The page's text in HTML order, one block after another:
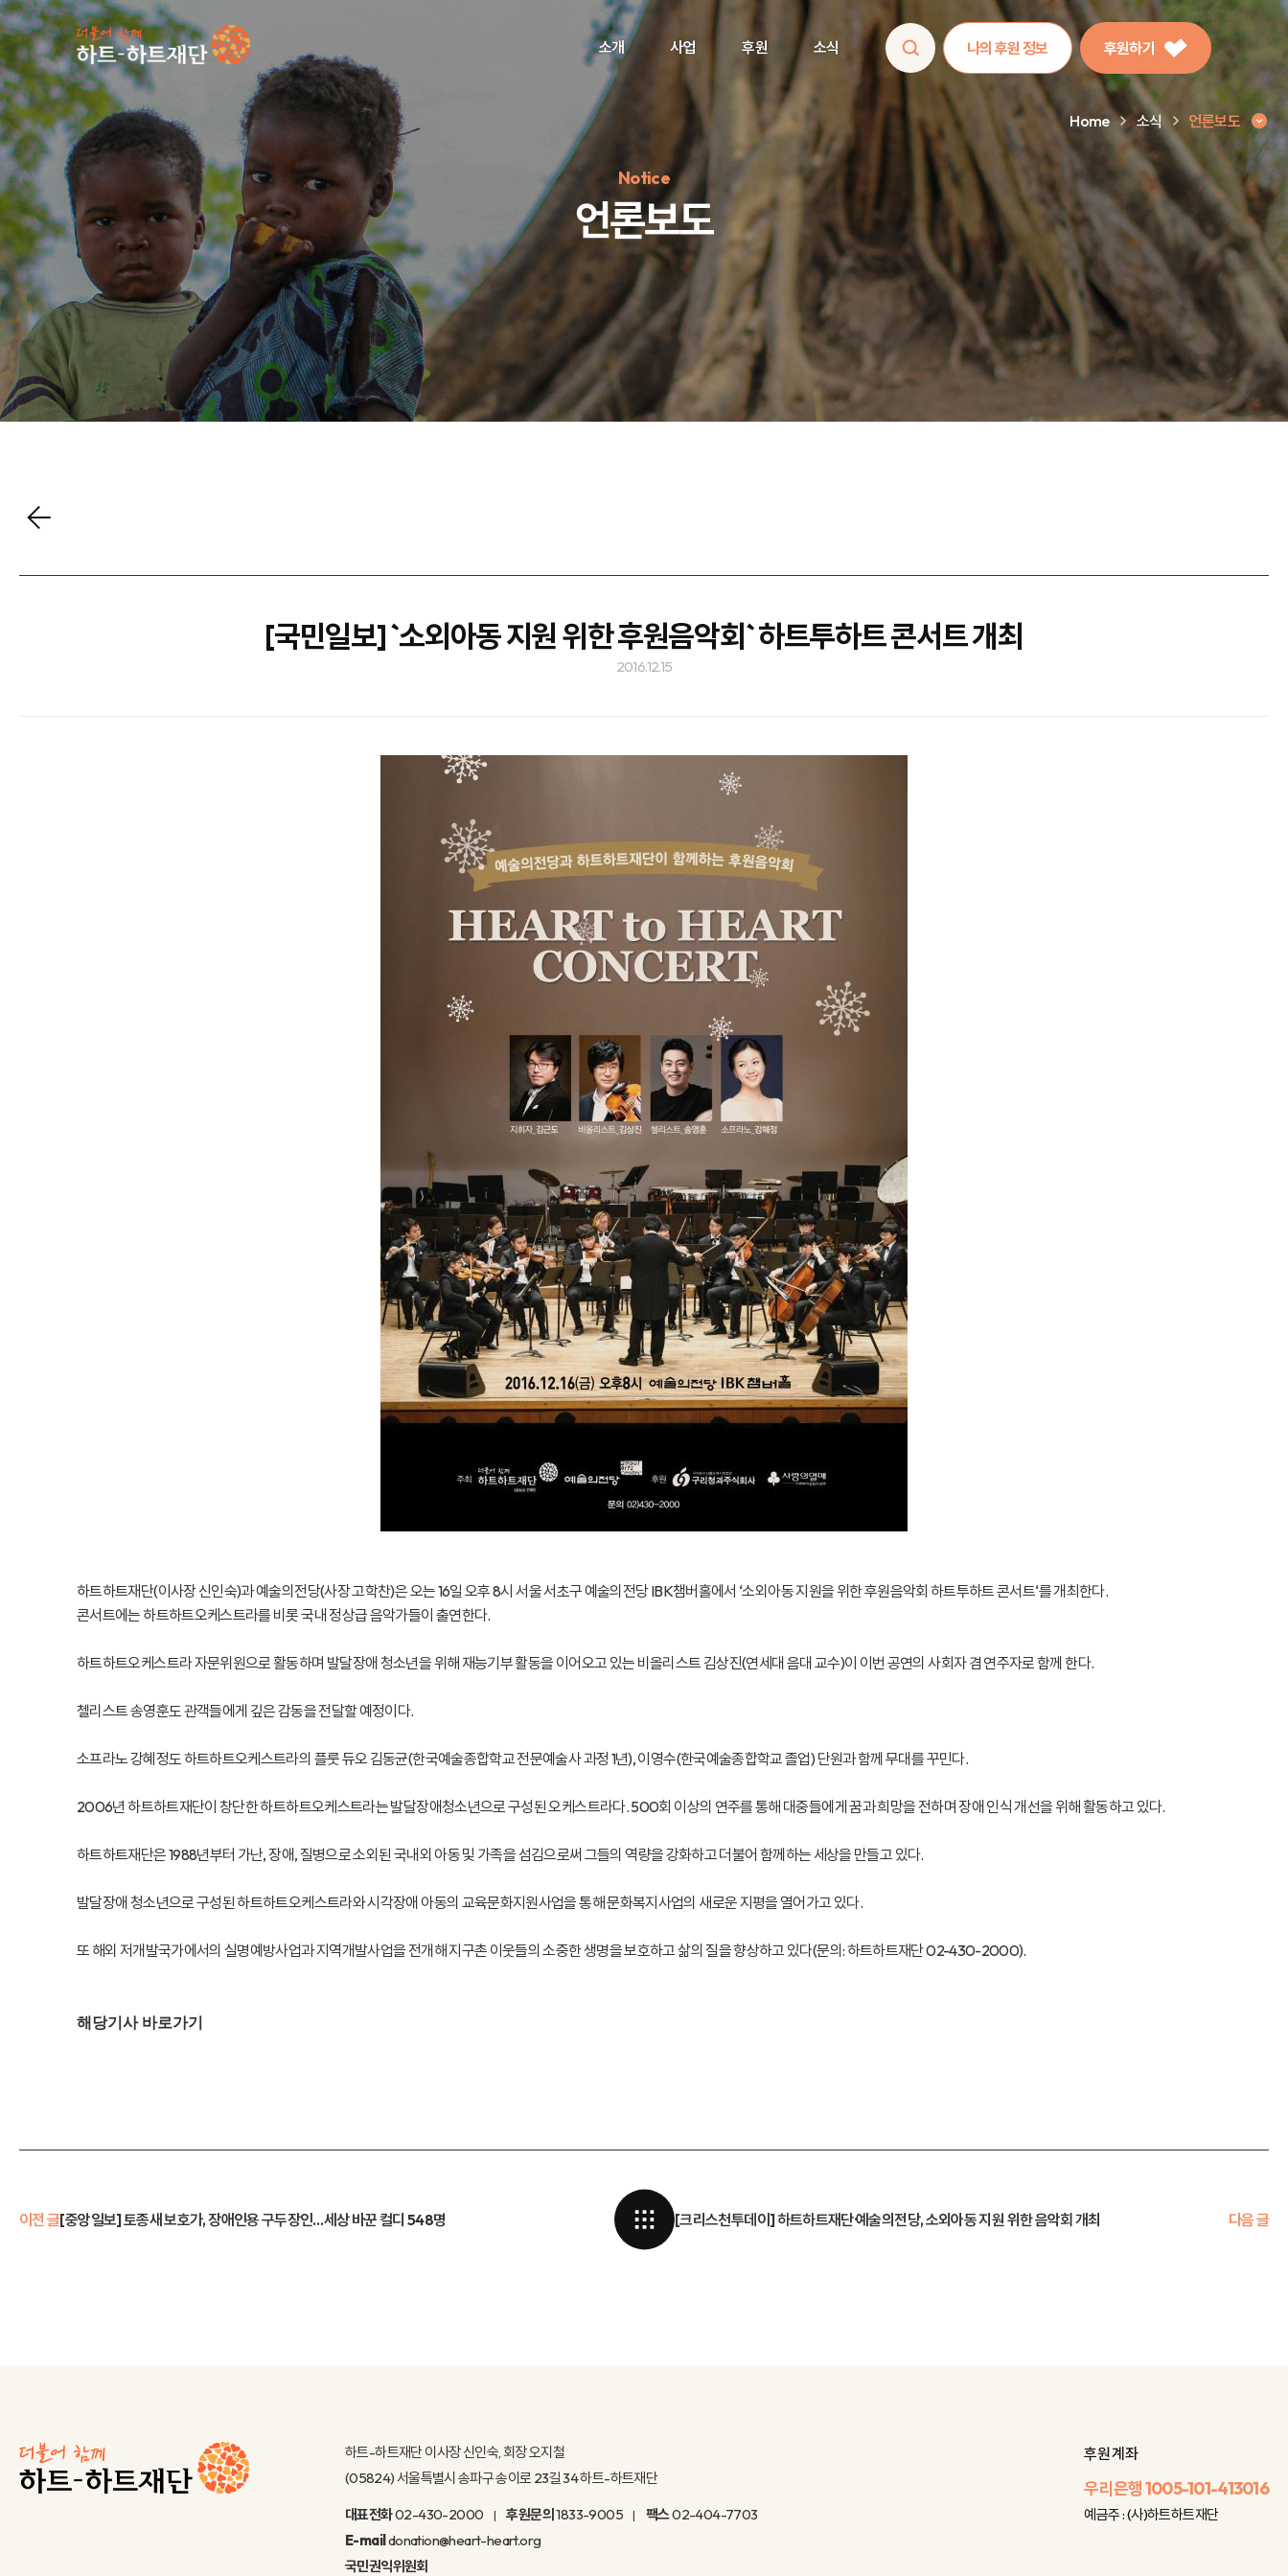
소개 사업 후원 소식 나의 후원 정보 후원하기
인기 키워드 #정기후원 #하트플레이스#캠페인#팬덤후원
Home 소식 언론보도
Notice
언론보도
언론보도
[국민일보] `소외아동 지원 위한 후원음악회` 하트투하트 콘서트 개최
2016.12.15
하트하트재단(이사장 신인숙)과 예술의전당(사장 고학찬)은 오는 16일 오후 8시 서울 서초구 예술의전당 IBK챔버홀에서 ‘소외아동 지원을 위한 후원음악회 하트투하트 콘서트‘를 개최한다.
콘서트에는 하트하트오케스트라를 비롯 국내 정상급 음악가들이 출연한다.
하트하트오케스트라 자문위원으로 활동하며 발달장애 청소년을 위해 재능기부 활동을 이어오고 있는 비올리스트 김상진(연세대 음대 교수)이 이번 공연의 사회자 겸 연주자로 함께 한다.
첼리스트 송영훈도 관객들에게 깊은 감동을 전달할 예정이다.
소프라노 강혜정도 하트하트오케스트라의 플룻 듀오 김동균(한국예술종합학교 전문예술사 과정 1년), 이영수(한국예술종합학교 졸업) 단원과 함께 무대를 꾸민다.
2006년 하트하트재단이 창단한 하트하트오케스트라는 발달장애청소년으로 구성된 오케스트라다. 500회 이상의 연주를 통해 대중들에게 꿈과 희망을 전하며 장애 인식 개선을 위해 활동하고 있다.
하트하트재단은 1988년부터 가난, 장애, 질병으로 소외된 국내외 아동 및 가족을 섬김으로써 그들의 역량을 강화하고 더불어 함께하는 세상을 만들고 있다.
발달장애 청소년으로 구성된 하트하트오케스트라와 시각장애 아동의 교육문화지원사업을 통해 문화복지사업의 새로운 지평을 열어가고 있다.
또 해외 저개발국가에서의 실명예방사업과 지역개발사업을 전개해 지구촌 이웃들의 소중한 생명을 보호하고 삶의 질을 향상하고 있다(문의: 하트하트재단 02-430-2000).
해당기사 바로가기
이전 글[중앙일보] 토종새 보호가, 장애인용 구두장인…세상 바꾼 컬디 548명 [크리스천투데이] 하트하트재단·예술의전당, 소외아동 지원 위한 음악회 개최 다음 글
하트-하트재단 이사장 신인숙, 회장 오지철
(05824) 서울특별시 송파구 송이로 23길 34 하트-하트재단
대표전화02-430-2000 후원문의1833-9005 팩스02-404-7703
E-maildonation@heart-heart.org
국민권익위원회
후원 계좌
우리은행1005-101-413016
예금주 : (사)하트하트재단